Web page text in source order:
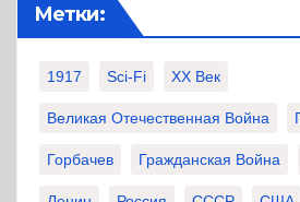
Метки:
1917 Sci-Fi XX Век
Великая Отечественная Война
Горбачев Гражданская Война